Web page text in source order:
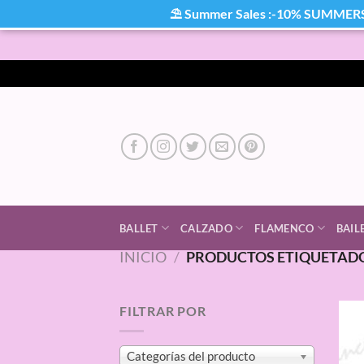
al
BALLET CALZADO FLAMENCO
INICIO / PRODUCTOS
FILTRAR POR
Categorías del producto
⛱ Summer Sales :-10%